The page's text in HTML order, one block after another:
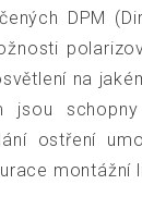
DPM
na
jsou
ostření
montážní